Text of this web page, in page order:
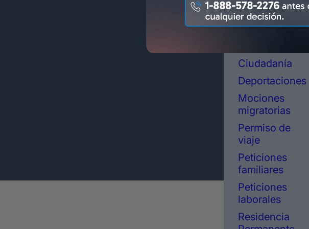
representación
legal en
inmigración
Ciudadanía
Deportaciones
Mociones
migratorias
Permiso de
viaje
Peticiones
familiares
Peticiones
laborales
Residencia